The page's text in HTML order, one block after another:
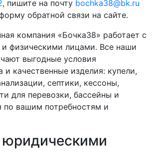
, пишите на почту bochka38@bk.ru
обратной связи на сайте.
компания «Бочка38» работает с
физическими лицами. Все наши
выгодные условия
и качественные изделия: купели,
септики, кессоны,
для перевозки, бассейны и
по вашим потребностям и
юридическими